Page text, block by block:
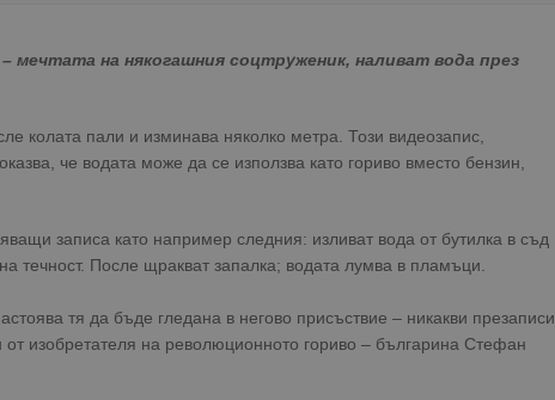
мечтата на някогашния соцтруженик, наливат вода през
колата пали и изминава няколко метра. Този видеозапис,
че водата може да се използва като гориво вместо бензин,
записа като например следния: изливат вода от бутилка в съд
течност. После щракват запалка; водата лумва в пламъци.
тя да бъде гледана в негово присъствие – никакви презаписи
изобретателя на революционното гориво – българина Стефан